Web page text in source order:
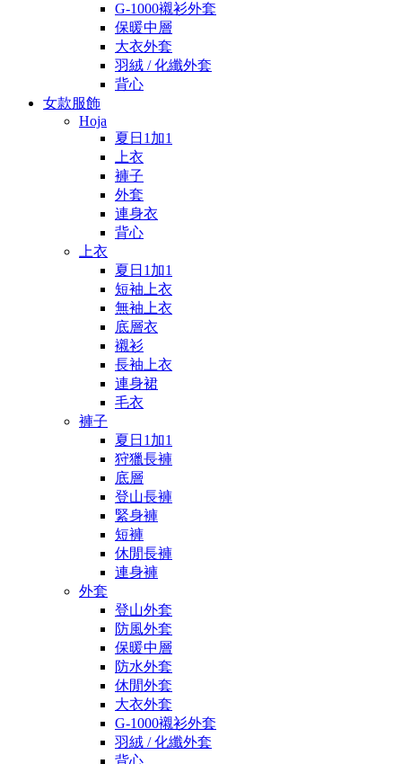
G-1000襯衫外套
保暖中層
大衣外套
羽絨 / 化纖外套
背心
女款服飾
Hoja
夏日1加1
上衣
褲子
外套
連身衣
背心
上衣
夏日1加1
短袖上衣
無袖上衣
底層衣
襯衫
長袖上衣
連身裙
毛衣
褲子
夏日1加1
狩獵長褲
底層
登山長褲
緊身褲
短褲
休閒長褲
連身褲
外套
登山外套
防風外套
保暖中層
防水外套
休閒外套
大衣外套
G-1000襯衫外套
羽絨 / 化纖外套
背心